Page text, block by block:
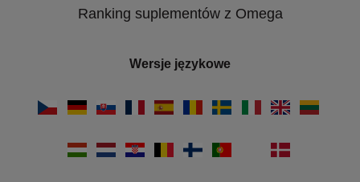
Ranking suplementów z Omega
Wersje językowe